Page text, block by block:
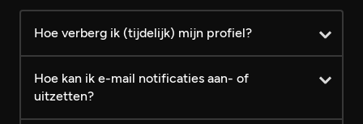
Hoe verberg ik (tijdelijk) mijn profiel?
Hoe kan ik e-mail notificaties aan- of
uitzetten?